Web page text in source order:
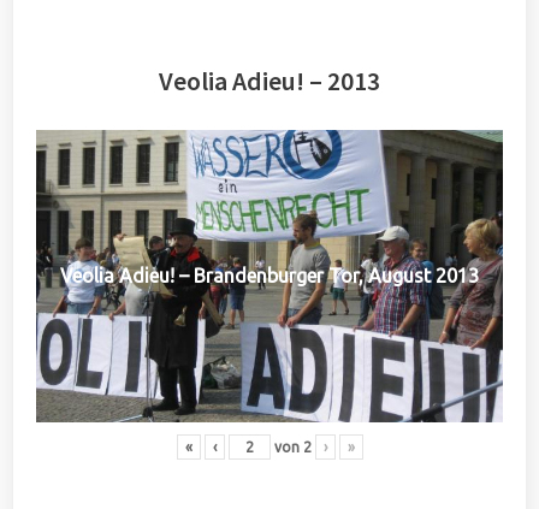
Veolia Adieu! – 2013
Veolia Adieu! – Brandenburger Tor, August 2013
« ‹ von 2 › »